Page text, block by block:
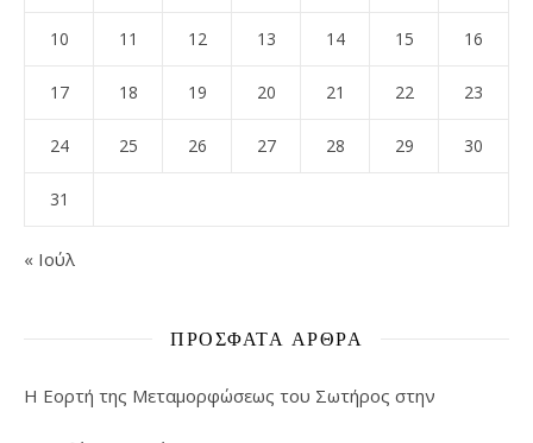
10 11 12 13 14 15 16
17 18 19 20 21 22 23
24 25 26 27 28 29 30
31
« Ιούλ
ΠΡΌΣΦΑΤΑ ΆΡΘΡΑ
Η Εορτή της Μεταμορφώσεως του Σωτήρος στην